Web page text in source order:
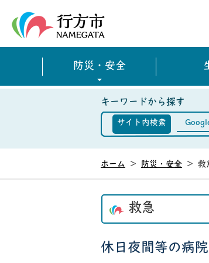
防災・安全
キーワードから探す
サイト内検索
ホーム > 防災・安全 > 救
救急
休日夜間等の病